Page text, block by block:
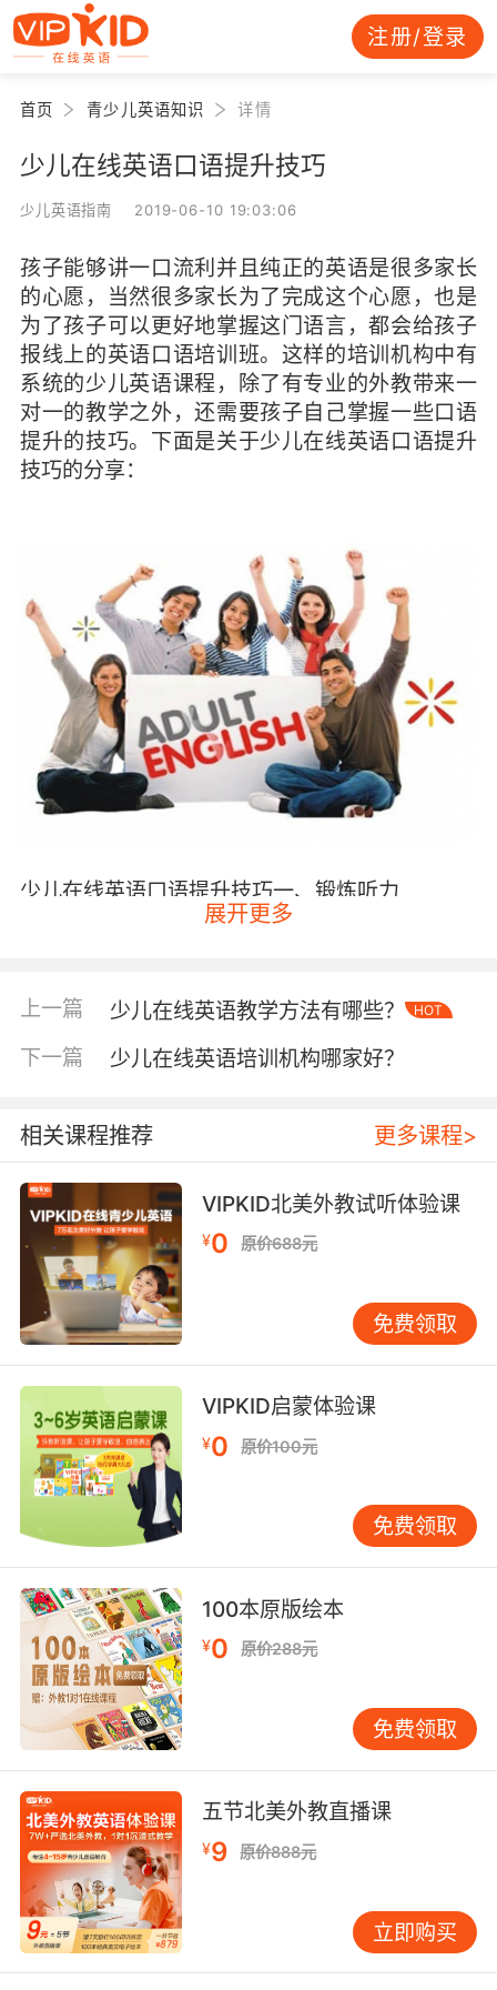
注册/登录
首页 青少儿英语知识 详情
少儿在线英语口语提升技巧
少儿英语指南 2019-06-10 19:03:06
孩子能够讲一口流利并且纯正的英语是很多家长
的心愿，当然很多家长为了完成这个心愿，也是
为了孩子可以更好地掌握这门语言，都会给孩子
报线上的英语口语培训班。这样的培训机构中有
系统的少儿英语课程，除了有专业的外教带来一
对一的教学之外，还需要孩子自己掌握一些口语
提升的技巧。下面是关于少儿在线英语口语提升
技巧的分享：
少儿在线英语口语提升技巧一、锻炼听力
3~12岁正是孩子学习英语的黄金年龄，家长们可以
更是可以很好地建立起孩子学习英语的兴趣。并且也要反
这门语言，在有了一定的听力基础之上可以精听，也就是
少儿在线英语口语提升技巧二、跟读模仿
线上的英语培训机构大多都是外教任课，不过并
不是所有的外教其口语都是正宗地道的，相对来
说北美外教的口语更加标准一些。那么家长最好
是给孩子选择一家专业的拥有北美外教的机构，
那么孩子就可以跟着外教练习口语了。当然也可
以下载外教的讲课视频，或者是一些其他的专业
的录音，一边听一边跟着读，模仿正确的发音和
语调，对口语练习的帮助是非常大的。
少儿在线英语口语提升技巧三、练习对话
像是英文动画中就有很多简单的人物对话，那么
家长们也可以带着孩子一起观看，然后模仿其中
的人物对话，当然也可以根据自己的情况改变其
中的一些单词，达到灵活使用的目的。很多动画
中涉及到的对话都是很实用的，那么学习掌握之
后就可以熟练地运用在自己的生活中了。
展开更多
上一篇 少儿在线英语教学方法有哪些？ HOT
下一篇 少儿在线英语培训机构哪家好？
相关课程推荐 更多课程>
VIPKID北美外教试听体验课
¥0 原价688元
免费领取
VIPKID启蒙体验课
¥0 原价100元
免费领取
100本原版绘本
¥0 原价288元
免费领取
五节北美外教直播课
¥9 原价888元
立即购买